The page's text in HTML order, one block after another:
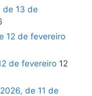
de 13 de
12 de fevereiro
de fevereiro 12
de 11 de